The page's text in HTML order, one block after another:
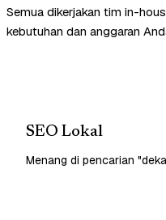
Semua dikerjakan tim in-
kebutuhan dan anggaran
SEO Lokal
Menang di pencarian